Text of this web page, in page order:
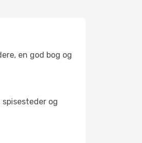
en god bog og
og